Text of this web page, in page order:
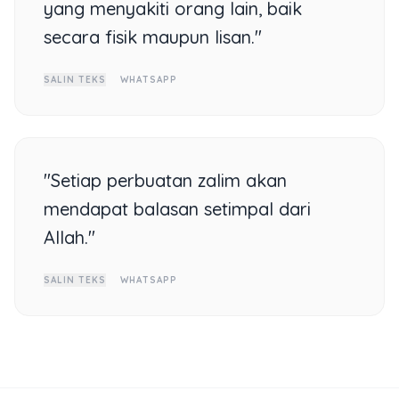
yang menyakiti orang lain, baik
secara fisik maupun lisan."
SALIN TEKS WHATSAPP
"Setiap perbuatan zalim akan
mendapat balasan setimpal dari
Allah."
SALIN TEKS WHATSAPP